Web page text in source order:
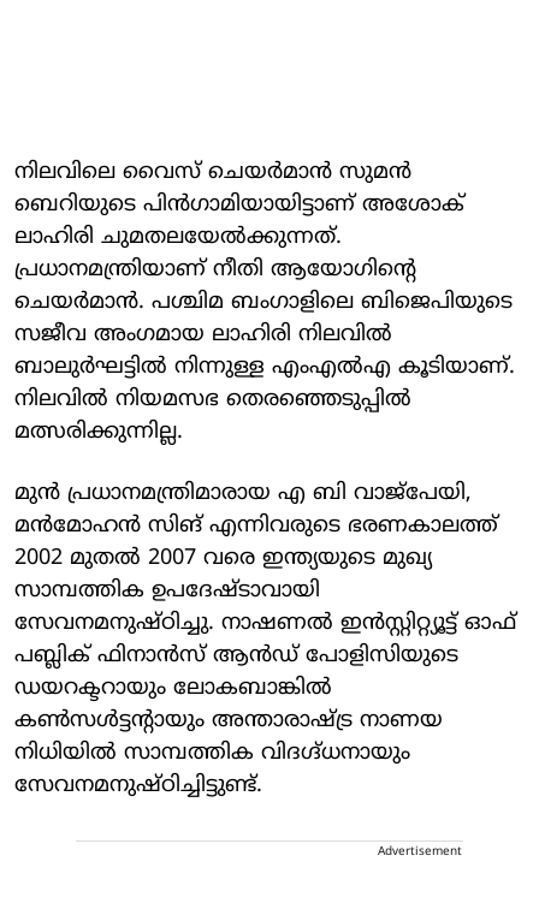
നിലവിലെ വൈസ് ചെയര്‍മാന്‍ സുമന്‍
ബെറിയുടെ പിന്‍ഗാമിയായിട്ടാണ് അശോക്
ലാഹിരി ചുമതലയേല്‍ക്കുന്നത്.
പ്രധാനമന്ത്രിയാണ് നീതി ആയോഗിന്റെ
ചെയര്‍മാന്‍. പശ്ചിമ ബംഗാളിലെ ബിജെപിയുടെ
സജീവ അംഗമായ ലാഹിരി നിലവില്‍
ബാലുര്‍ഘട്ടില്‍ നിന്നുള്ള എംഎല്‍എ കൂടിയാണ്.
നിലവില്‍ നിയമസഭ തെരഞ്ഞെടുപ്പില്‍
മത്സരിക്കുന്നില്ല.
മുന്‍ പ്രധാനമന്ത്രിമാരായ എ ബി വാജ്പേയി,
മന്‍മോഹന്‍ സിങ് എന്നിവരുടെ ഭരണകാലത്ത്
2002 മുതല്‍ 2007 വരെ ഇന്ത്യയുടെ മുഖ്യ
സാമ്പത്തിക ഉപദേഷ്ടാവായി
സേവനമനുഷ്ഠിച്ചു. നാഷണല്‍ ഇന്‍സ്റ്റിറ്റ്യൂട്ട് ഓഫ്
പബ്ലിക് ഫിനാന്‍സ് ആന്‍ഡ് പോളിസിയുടെ
ഡയറക്ടറായും ലോകബാങ്കില്‍
കണ്‍സള്‍ട്ടന്റായും അന്താരാഷ്ട്ര നാണയ
നിധിയില്‍ സാമ്പത്തിക വിദഗ്ദ്ധനായും
സേവനമനുഷ്ഠിച്ചിട്ടുണ്ട്.
Advertisement